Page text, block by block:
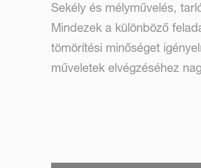
Sekély és mélyművelés,
Mindezek a különböző
tömörítési minőséget
műveletek elvégzéséhez